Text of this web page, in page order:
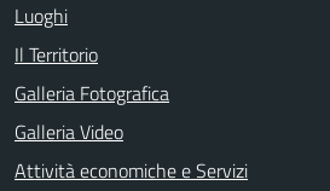
Luoghi
Il Territorio
Galleria Fotografica
Galleria Video
Attività economiche e Servizi